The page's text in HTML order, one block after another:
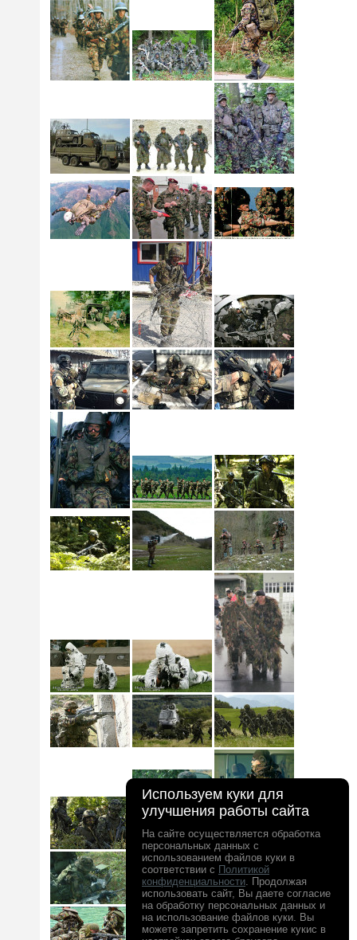
Используем куки для
улучшения работы сайта
На сайте осуществляется обработка
персональных данных с
использованием файлов куки в
соответствии с Политикой
конфиденциальности. Продолжая
использовать сайт, Вы даете согласие
на обработку персональных данных и
на использование файлов куки. Вы
можете запретить сохранение кукис в